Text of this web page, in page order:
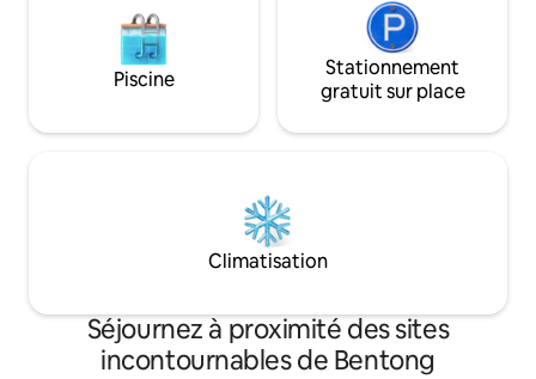
Piscine
Stationnement
gratuit sur place
Climatisation
Séjournez à proximité des sites
incontournables de Bentong